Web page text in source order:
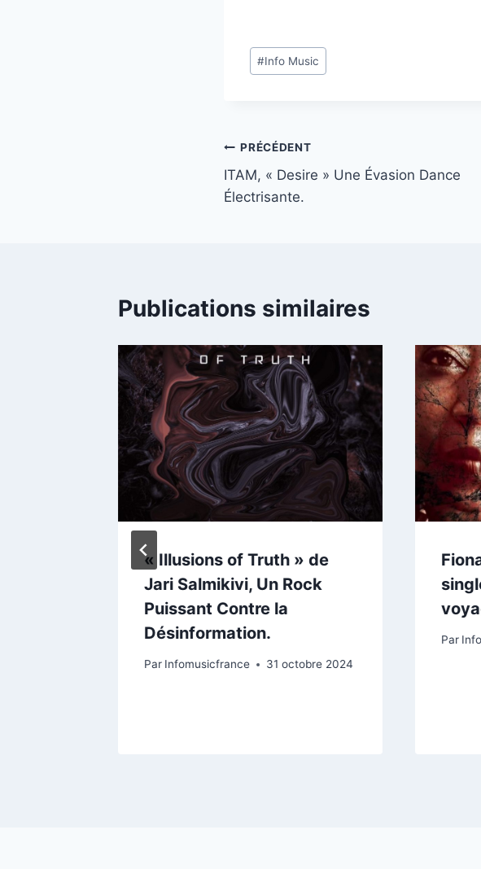
Étiquettes
de
#Info Music
Navigation
de
PRÉCÉDENT
ITAM, « Desire » Une Évasion Dance
Électrisante.
Publications similaires
« Illusions of Truth » de
Jari Salmikivi, Un Rock
Puissant Contre la
Désinformation.
Par Infomusicfrance 31 octobre 2024
Par